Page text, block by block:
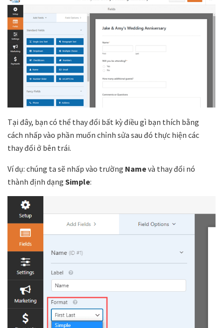
Tại đây, bạn có thể thay đổi bất kỳ điều gì bạn thích bằng
cách nhấp vào phần muốn chỉnh sửa sau đó thực hiện các
thay đổi ở bên trái.
Ví dụ: chúng ta sẽ nhấp vào trường Namevà thay đổi nó
thành định dạng Simple: